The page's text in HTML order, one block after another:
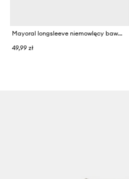
Mayoral longsleeve niemowlęcy bawełniany
49,99 zł